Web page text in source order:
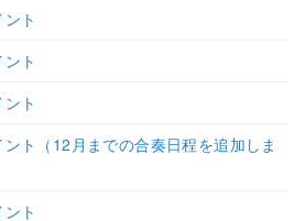
ト
ト
ト
ト（12月までの合奏日程を追加しま
ト